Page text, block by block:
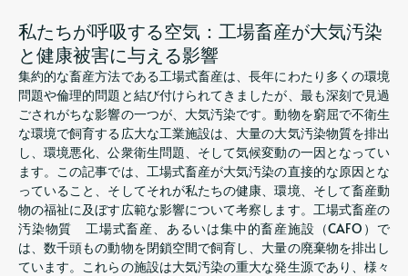
私たちが呼吸する空気：工場畜産が大気汚染
と健康被害に与える影響
集約的な畜産方法である工場式畜産は、長年にわたり多くの環境
問題や倫理的問題と結び付けられてきましたが、最も深刻で見過
ごされがちな影響の一つが、大気汚染です。動物を窮屈で不衛生
な環境で飼育する広大な工業施設は、大量の大気汚染物質を排出
し、環境悪化、公衆衛生問題、そして気候変動の一因となってい
ます。この記事では、工場式畜産が大気汚染の直接的な原因とな
っていること、そしてそれが私たちの健康、環境、そして畜産動
物の福祉に及ぼす広範な影響について考察します。工場式畜産の
汚染物質 工場式畜産、あるいは集中的畜産施設（CAFO）で
は、数千頭もの動物を閉鎖空間で飼育し、大量の廃棄物を排出し
ています。これらの施設は大気汚染の重大な発生源であり、様々